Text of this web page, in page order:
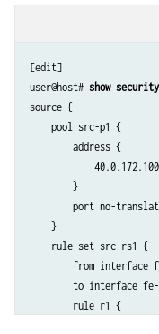
[edit]
user@host# show
source {
    pool src-p1 {
        address {
        }
port no-
    }
    rule-set src-rs1 {
from interface
to interface
        rule r1 {